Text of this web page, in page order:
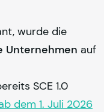
wurde die
Unternehmen auf
SCE 1.0
dem 1. Juli 2026